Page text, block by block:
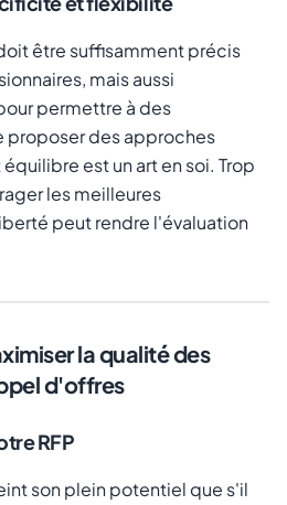
être suffisamment précis
mais aussi
permettre à des
proposer des approches
est un art en soi. Trop
les meilleures
peut rendre l'évaluation
la qualité des
d'offres
RFP
son plein potentiel que s'il